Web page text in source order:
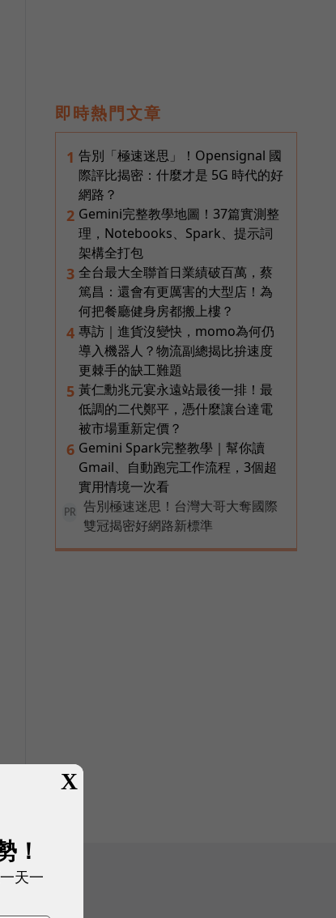
即時熱門文章
1 告別「極速迷思」！Opensignal 國
際評比揭密：什麼才是 5G 時代的好
網路？
2 Gemini完整教學地圖！37篇實測整
理，Notebooks、Spark、提示詞
架構全打包
3 全台最大全聯首日業績破百萬，蔡
篤昌：還會有更厲害的大型店！為
何把餐廳健身房都搬上樓？
4 專訪｜進貨沒變快，momo為何仍
導入機器人？物流副總揭比拚速度
更棘手的缺工難題
5 黃仁勳兆元宴永遠站最後一排！最
低調的二代鄭平，憑什麼讓台達電
被市場重新定價？
6 Gemini Spark完整教學｜幫你讀
Gmail、自動跑完工作流程，3個超
實用情境一次看
PR
告別極速迷思！台灣大哥大奪國際
雙冠揭密好網路新標準
X
！
天一